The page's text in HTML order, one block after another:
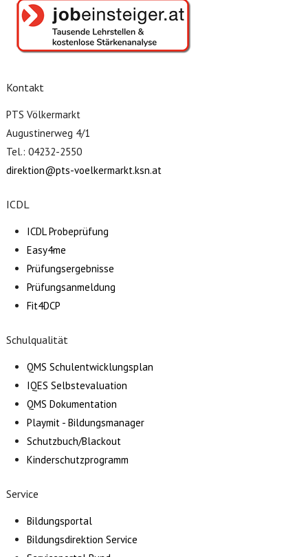
Kontakt
PTS Völkermarkt
Augustinerweg 4/1
Tel.: 04232-2550
direktion@pts-voelkermarkt.ksn.at
ICDL
ICDL Probeprüfung
Easy4me
Prüfungsergebnisse
Prüfungsanmeldung
Fit4DCP
Schulqualität
QMS Schulentwicklungsplan
IQES Selbstevaluation
QMS Dokumentation
Playmit - Bildungsmanager
Schutzbuch/Blackout
Kinderschutzprogramm
Service
Bildungsportal
Bildungsdirektion Service